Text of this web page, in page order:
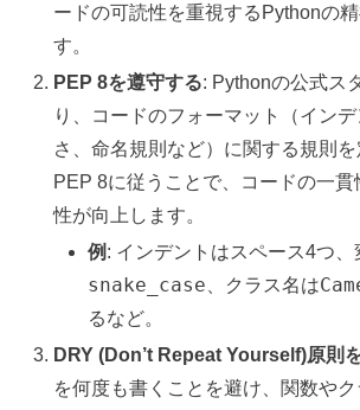
ードの可読性を重視するPythonの
す。
PEP 8を遵守する: Pythonの公式ス
り、コードのフォーマット（イン
さ、命名規則など）に関する規則を
PEP 8に従うことで、コードの一
性が向上します。
例 : インデントはスペース4つ、
snake_case 、クラス名は
るなど。
DRY (Don’t Repeat Yourself)原則
を何度も書くことを避け、関数やク